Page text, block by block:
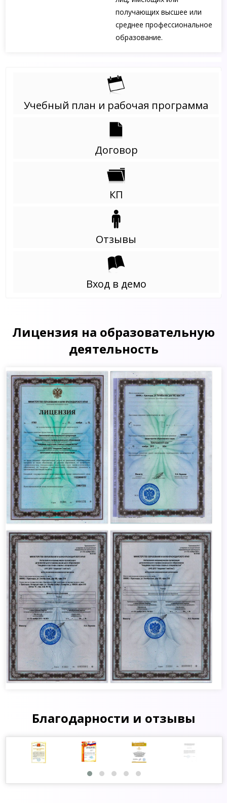
получающих высшее или
среднее профессиональное
образование.
Учебный план и рабочая программа
Договор
КП
Отзывы
Вход в демо
Лицензия на образовательную
деятельность
Благодарности и отзывы